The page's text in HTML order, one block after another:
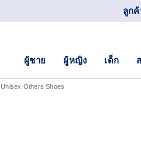
ลูก
ผู้ชาย ผู้หญิง เด็ก
Unisex Others Shoes